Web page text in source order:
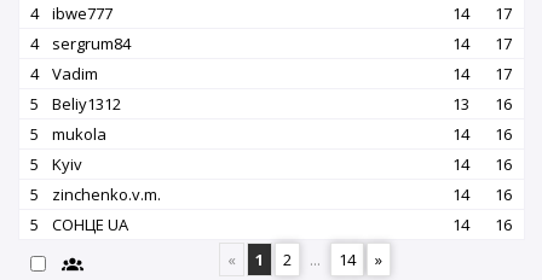
4
ibwe777 14
17
4
sergrum84 14
17
4
Vadim 14
17
5
Beliy1312 13
16
5
mukola 14
16
5
Kyiv 14
16
5
zinchenko.v.m. 14
16
5
СОНЦЕ UA 14
16
«
1 2 ... 14 »